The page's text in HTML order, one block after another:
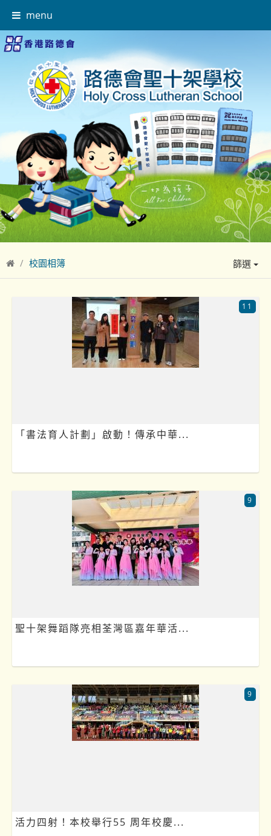
menu
校園相簿 篩選
「書法育人計劃」啟動！傳承中華...
11
聖十架舞蹈隊亮相荃灣區嘉年華活...
9
活力四射！本校舉行55 周年校慶...
9